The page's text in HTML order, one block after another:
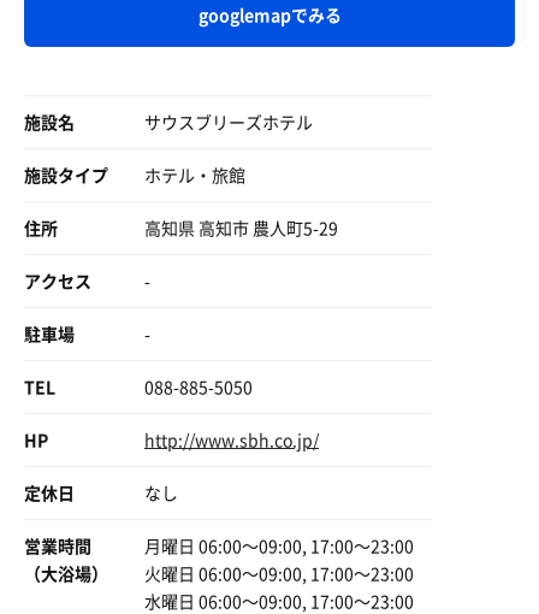
googlemapでみる
施設名 サウスブリーズホテル
施設タイプ ホテル・旅館
住所 高知県 高知市 農人町5-29
アクセス -
駐車場 -
TEL 088-885-5050
HP http://www.sbh.co.jp/
定休日 なし
営業時間
（大浴場）
月曜日 06:00〜09:00, 17:00〜23:00
火曜日 06:00〜09:00, 17:00〜23:00
水曜日 06:00〜09:00, 17:00〜23:00